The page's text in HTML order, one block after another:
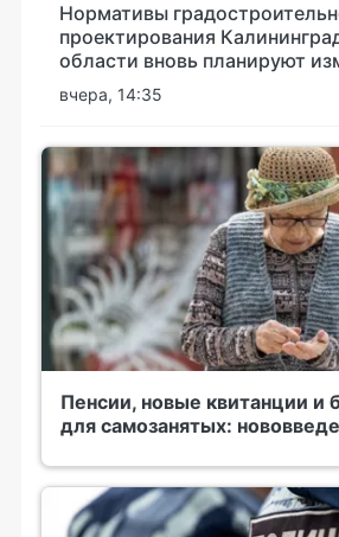
Нормативы
проектирования
области вновь планируют
вчера, 14:35
Пенсии, новые квитанции и
для самозанятых: